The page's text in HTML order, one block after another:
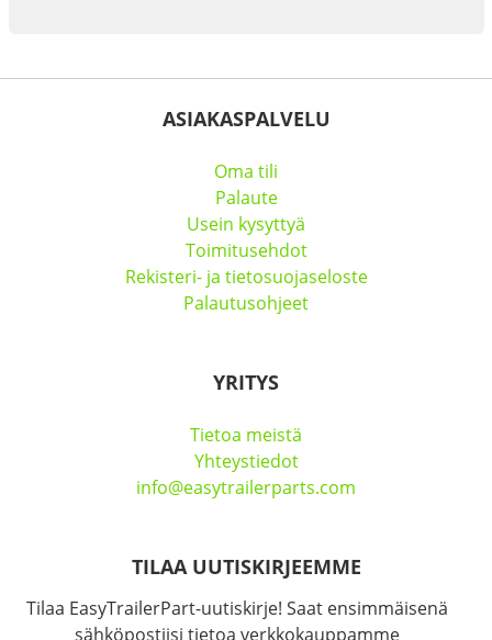
ASIAKASPALVELU
Oma tili
Palaute
Usein kysyttyä
Toimitusehdot
Rekisteri- ja tietosuojaseloste
Palautusohjeet
YRITYS
Tietoa meistä
Yhteystiedot
info@easytrailerparts.com
TILAA UUTISKIRJEEMME
Tilaa EasyTrailerPart-uutiskirje! Saat ensimmäisenä
sähköpostiisi tietoa verkkokauppamme